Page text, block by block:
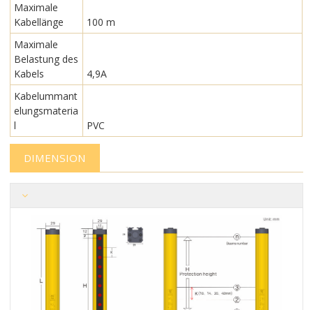
Maximale
Kabellänge
100 m
Maximale
Belastung des
Kabels
4,9A
Kabelummant
elungsmateria
l
PVC
DIMENSION